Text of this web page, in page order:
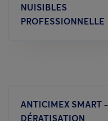
NUISIBLES
PROFESSIONNELLE
ANTICIMEX SMART -
DÉRATISATION